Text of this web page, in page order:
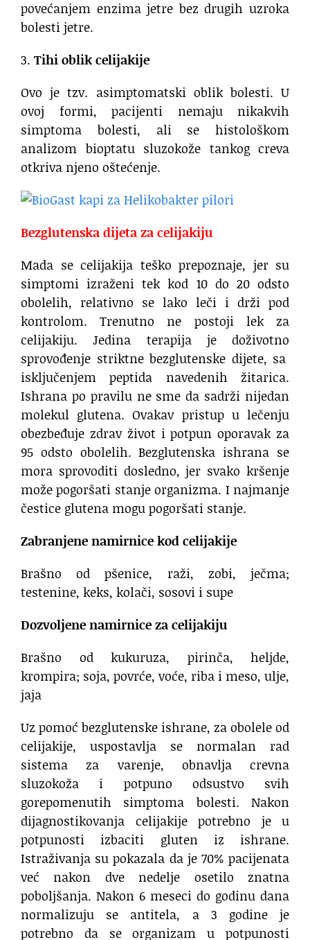
povećanjem enzima jetre bez drugih uzroka
bolesti jetre.
3. Tihi oblik celijakije
Ovo je tzv. asimptomatski oblik bolesti. U
ovoj formi, pacijenti nemaju nikakvih
simptoma bolesti, ali se histološkom
analizom bioptatu sluzokože tankog creva
otkriva njeno oštećenje.
Bezglutenska dijeta za celijakiju
Mada se celijakija teško prepoznaje, jer su
simptomi izraženi tek kod 10 do 20 odsto
obolelih, relativno se lako leči i drži pod
kontrolom. Trenutno ne postoji lek za
celijakiju. Jedina terapija je doživotno
sprovođenje striktne bezglutenske dijete, sa
isključenjem peptida navedenih žitarica.
Ishrana po pravilu ne sme da sadrži nijedan
molekul glutena. Ovakav pristup u lečenju
obezbeđuje zdrav život i potpun oporavak za
95 odsto obolelih. Bezglutenska ishrana se
mora sprovoditi dosledno, jer svako kršenje
može pogoršati stanje organizma. I najmanje
čestice glutena mogu pogoršati stanje.
Zabranjene namirnice kod celijakije
Brašno od pšenice, raži, zobi, ječma;
testenine, keks, kolači, sosovi i supe
Dozvoljene namirnice za celijakiju
Brašno od kukuruza, pirinča, heljde,
krompira; soja, povrće, voće, riba i meso, ulje,
jaja
Uz pomoć bezglutenske ishrane, za obolele od
celijakije, uspostavlja se normalan rad
sistema za varenje, obnavlja crevna
sluzokoža i potpuno odsustvo svih
gorepomenutih simptoma bolesti. Nakon
dijagnostikovanja celijakije potrebno je u
potpunosti izbaciti gluten iz ishrane.
Istraživanja su pokazala da je 70% pacijenata
već nakon dve nedelje osetilo znatna
poboljšanja. Nakon 6 meseci do godinu dana
normalizuju se antitela, a 3 godine je
potrebno da se organizam u potpunosti